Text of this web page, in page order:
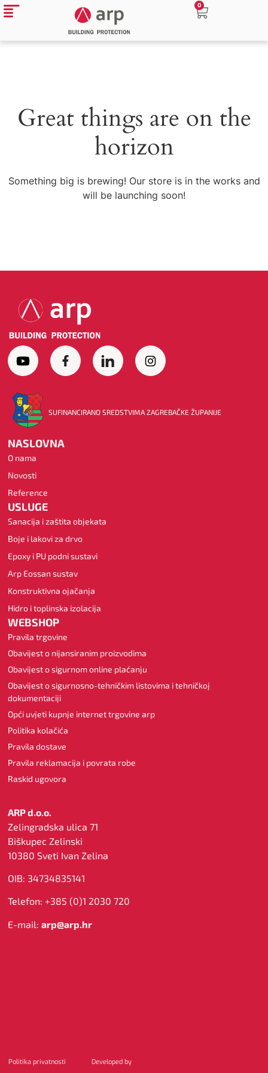
0
Great things are on the
horizon
Something big is brewing! Our store is in the works and
will be launching soon!
SUFINANCIRANO SREDSTVIMA ZAGREBAČKE ŽUPANIJE
NASLOVNA
O nama
Novosti
Reference
USLUGE
Sanacija i zaštita objekata
Boje i lakovi za drvo
Epoxy i PU podni sustavi
Arp Eossan sustav
Konstruktivna ojačanja
Hidro i toplinska izolacija
WEBSHOP
Pravila trgovine
Obavijest o nijansiranim proizvodima
Obavijest o sigurnom online plaćanju
Obavijest o sigurnosno-tehničkim listovima i tehničkoj
dokumentaciji
Opći uvjeti kupnje internet trgovine arp
Politika kolačića
Pravila dostave
Pravila reklamacija i povrata robe
Raskid ugovora
ARP d.o.o.
Zelingradska ulica 71
Biškupec Zelinski
10380 Sveti Ivan Zelina
OIB: 34734835141
Telefon: +385 (0)1 2030 720
E-mail: arp@arp.hr
Politika privatnosti Developed by